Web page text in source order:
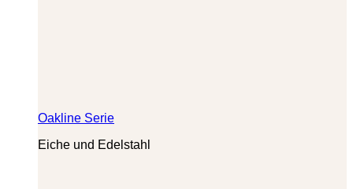
Oakline Serie
Eiche und Edelstahl